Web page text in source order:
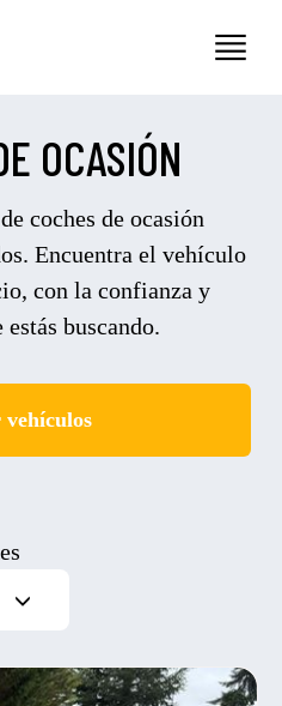
OCASIÓN
coches de ocasión
Encuentra el vehículo
con la confianza y
buscando.
vehículos